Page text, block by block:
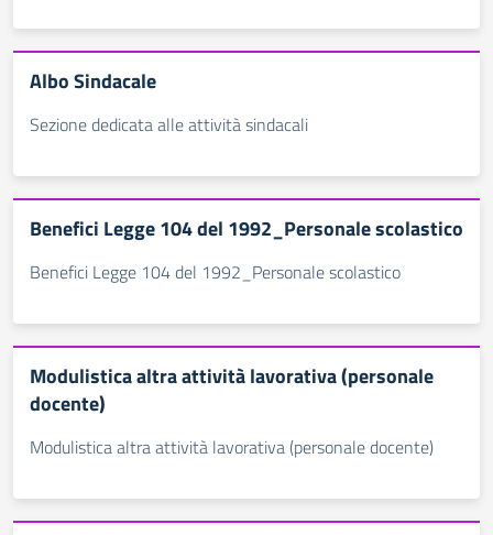
Albo Sindacale
Sezione dedicata alle attività sindacali
Benefici Legge 104 del 1992_Personale scolastico
Benefici Legge 104 del 1992_Personale scolastico
Modulistica altra attività lavorativa (personale
docente)
Modulistica altra attività lavorativa (personale docente)